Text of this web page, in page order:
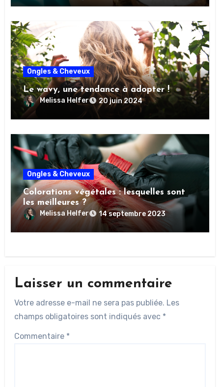
Ongles & Cheveux
Le wavy, une tendance à adopter !
Melissa Helfer 20 juin 2024
Ongles & Cheveux
Colorations végétales : lesquelles sont
les meilleures ?
Melissa Helfer 14 septembre 2023
Laisser un commentaire
Votre adresse e-mail ne sera pas publiée. Les
champs obligatoires sont indiqués avec *
Commentaire *